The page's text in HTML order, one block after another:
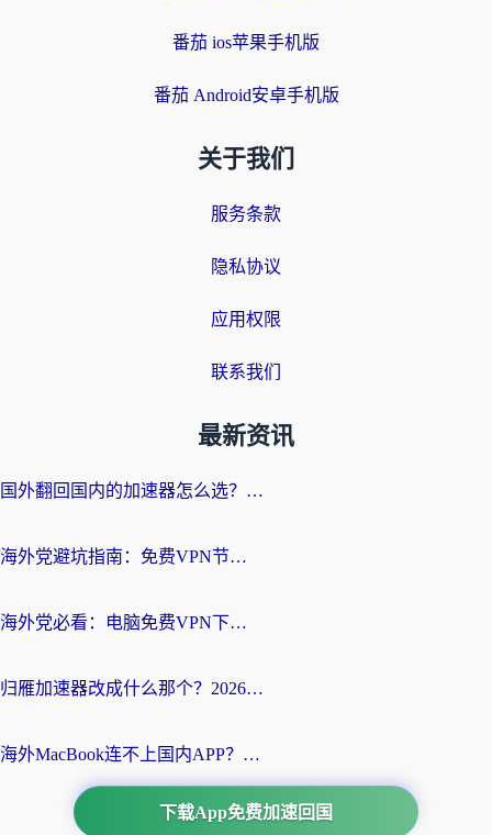
番茄 ios苹果手机版
番茄 Android安卓手机版
关于我们
服务条款
隐私协议
应用权限
联系我们
最新资讯
国外翻回国内的加速器怎么选？海外党亲测实用指南，告别地域限制
海外党避坑指南：免费VPN节点真的靠谱吗？教你选对回国加速器无缝访问国内资源
海外党必看：电脑免费VPN下载指南+回国加速器选择全攻略，告别地区限制
归雁加速器改成什么那个？2026海外党回国加速全攻略：告别地区限制，轻松刷剧玩游戏
海外MacBook连不上国内APP？选对回国VPN，告别地区限制的烦恼
下载App免费加速回国